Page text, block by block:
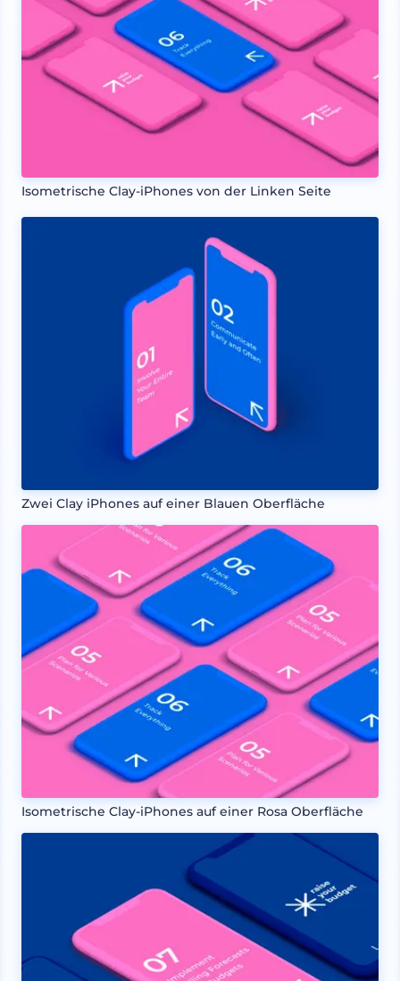
Isometrische Clay-iPhones von der Linken Seite
Zwei Clay iPhones auf einer Blauen Oberfläche
Isometrische Clay-iPhones auf einer Rosa Oberfläche